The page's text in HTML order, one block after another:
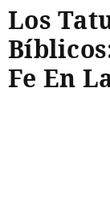
Los
Fe En